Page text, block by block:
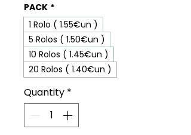
PACK *
1 Rolo ( 1.55€un )
5 Rolos ( 1.50€un )
10 Rolos ( 1.45€un )
20 Rolos ( 1.40€un )
Quantity *